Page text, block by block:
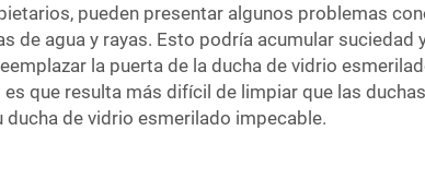
pueden presentar algunos problemas
agua y rayas. Esto podría acumular suciedad
la puerta de la ducha de vidrio
que resulta más difícil de limpiar que las
de vidrio esmerilado impecable.